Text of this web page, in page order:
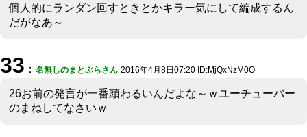
個人的にランダン回すときとかキラー気にして編成するん
だがなあ～
33 ： 名無しのまとぷらさん 2016年4月8日07:20 ID:MjQxNzM0O
26お前の発言が一番頭わるいんだよな～ｗユーチューバー
のまねしてなさいｗ